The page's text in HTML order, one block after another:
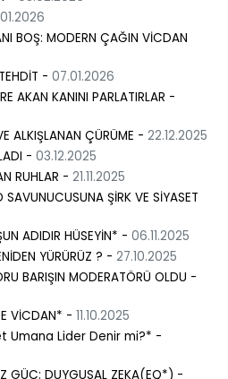
BOŞ: MODERN ÇAĞIN VİCDAN
- 07.01.2026
AKAN KANINI PARLATIRLAR -
ALKIŞLANAN ÇÜRÜME - 22.12.2025
- 03.12.2025
RUHLAR - 21.11.2025
ŞİRK VE SİYASET
ADIDIR HÜSEYİN* - 06.11.2025
YÜRÜRÜZ ? - 27.10.2025
BARIŞIN MODERATÖRÜ OLDU -
VİCDAN* - 11.10.2025
Umana Lider Denir mi?* -
GÜÇ: DUYGUSAL ZEKA(EQ*) -